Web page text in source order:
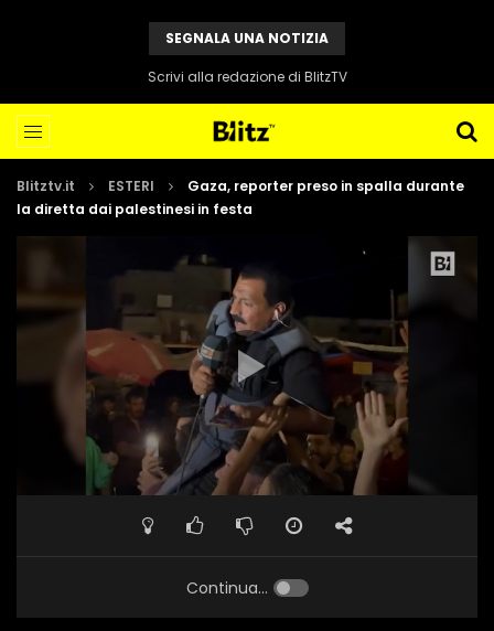
SEGNALA UNA NOTIZIA
Scrivi alla redazione di BlitzTV
Blitztv.it ESTERI
Gaza, reporter preso in spalla durante
la diretta dai palestinesi in festa
Continua...